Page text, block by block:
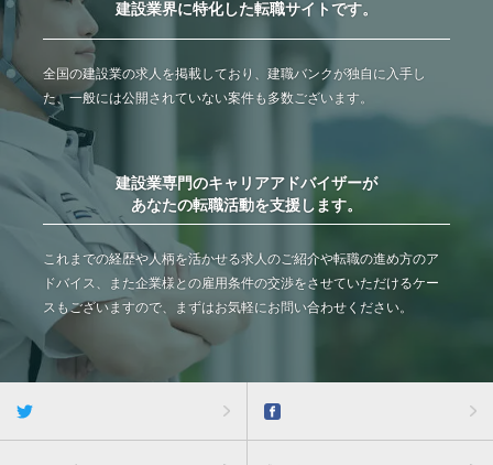
建設業界に特化した転職サイトです。
全国の建設業の求人を掲載しており、建職バンクが独自に入手し
た、一般には公開されていない案件も多数ございます。
建設業専門のキャリアアドバイザーが
あなたの転職活動を支援します。
これまでの経歴や人柄を活かせる求人のご紹介や転職の進め方のア
ドバイス、また企業様との雇用条件の交渉をさせていただけるケー
スもございますので、まずはお気軽にお問い合わせください。